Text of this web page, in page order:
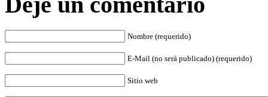
Nombre (requerido)
E-Mail (no será publicado) (requerido)
Sitio web